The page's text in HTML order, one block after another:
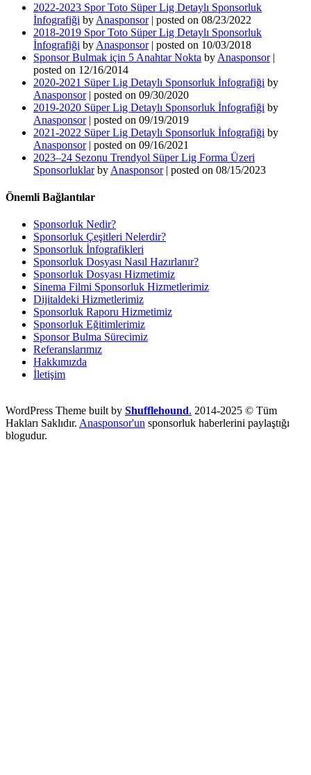
2022-2023 Spor Toto Süper Lig Detaylı Sponsorluk
İnfografiği by Anasponsor| posted on 08/23/2022
2018-2019 Spor Toto Süper Lig Detaylı Sponsorluk
İnfografiği by Anasponsor| posted on 10/03/2018
Sponsor Bulmak için 5 Anahtar Nokta by Anasponsor|
posted on 12/16/2014
2020-2021 Süper Lig Detaylı Sponsorluk İnfografiği by
Anasponsor| posted on 09/30/2020
2019-2020 Süper Lig Detaylı Sponsorluk İnfografiği by
Anasponsor| posted on 09/19/2019
2021-2022 Süper Lig Detaylı Sponsorluk İnfografiği by
Anasponsor| posted on 09/16/2021
2023–24 Sezonu Trendyol Süper Lig Forma Üzeri
Sponsorluklar by Anasponsor| posted on 08/15/2023
Önemli Bağlantılar
Sponsorluk Nedir?
Sponsorluk Çeşitleri Nelerdir?
Sponsorluk İnfografikleri
Sponsorluk Dosyası Nasıl Hazırlanır?
Sponsorluk Dosyası Hizmetimiz
Sinema Filmi Sponsorluk Hizmetlerimiz
Dijitaldeki Hizmetlerimiz
Sponsorluk Raporu Hizmetimiz
Sponsorluk Eğitimlerimiz
Sponsor Bulma Sürecimiz
Referanslarımız
Hakkımızda
İletişim
WordPress Theme built by Shufflehound. 2014-2025 © Tüm
Hakları Saklıdır. Anasponsor'un sponsorluk haberlerini paylaştığı
blogudur.